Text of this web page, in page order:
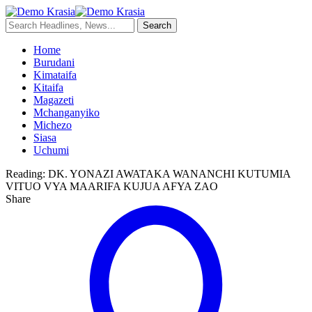
Home
Burudani
Kimataifa
Kitaifa
Magazeti
Mchanganyiko
Michezo
Siasa
Uchumi
Reading: DK. YONAZI AWATAKA WANANCHI KUTUMIA
VITUO VYA MAARIFA KUJUA AFYA ZAO
Share